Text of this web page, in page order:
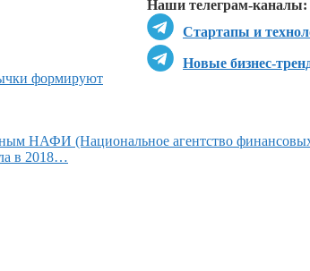
Наши телеграм-каналы:
Стартапы и
Новые бизнес-
формируют
НАФИ (Национальное агентство
в 2018…